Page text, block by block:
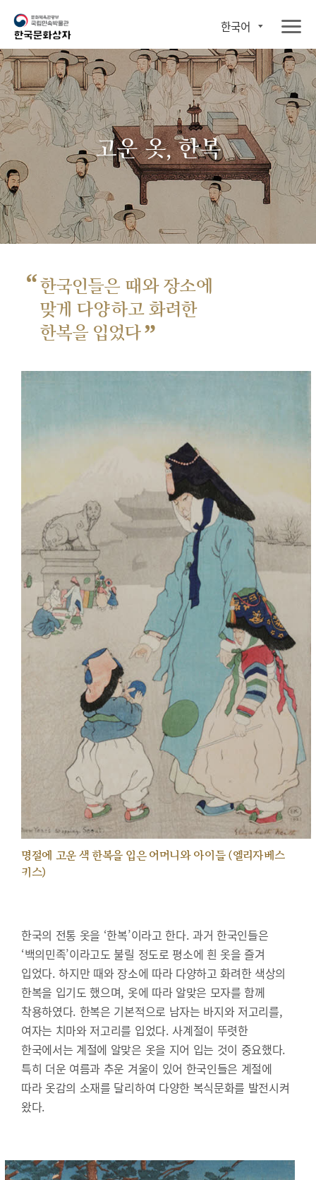
한국어
고운 옷, 한복
“한국인들은 때와 장소에
맞게 다양하고 화려한
한복을 입었다”
명절에 고운 색 한복을 입은 어머니와 아이들 (엘리자베스
키스)
한국의 전통 옷을 ‘한복’이라고 한다. 과거 한국인들은
‘백의민족’이라고도 불릴 정도로 평소에 흰 옷을 즐겨
입었다. 하지만 때와 장소에 따라 다양하고 화려한 색상의
한복을 입기도 했으며, 옷에 따라 알맞은 모자를 함께
착용하였다. 한복은 기본적으로 남자는 바지와 저고리를,
여자는 치마와 저고리를 입었다. 사계절이 뚜렷한
한국에서는 계절에 알맞은 옷을 지어 입는 것이 중요했다.
특히 더운 여름과 추운 겨울이 있어 한국인들은 계절에
따라 옷감의 소재를 달리하여 다양한 복식문화를 발전시켜
왔다.